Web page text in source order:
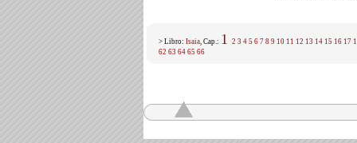
> Libro: Isaia, Cap.: 1 2 3 4 5 6 7 8 9 10 11 12 13 14 15 16 17
62 63 64 65 66